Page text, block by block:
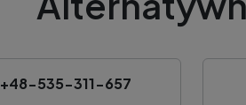
+48-535-311-657